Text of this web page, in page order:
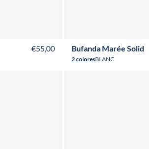
€55,00 Bufanda Marée Solid
2 coloresBLANC